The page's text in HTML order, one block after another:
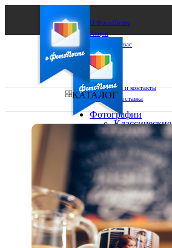
О ФотоПочте
Акции
Сделаем за вас
Бизнесу
FAQ
Франшиза
Поддержка и контакты
Оплата и доставка
Ваш город:
Ваш регион доставки
Выберите из списка:
КАТАЛОГ
Фотографии
Классические
фото
10х10
10х15
13х18
15х15
15х20
20х20
20х30
30х30
30х40
А4